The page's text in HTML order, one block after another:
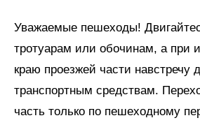
Уважаемые пешеходы!
тротуарам или обочинам, а при
краю проезжей части навстречу
транспортным средствам.
часть только по пешеходному